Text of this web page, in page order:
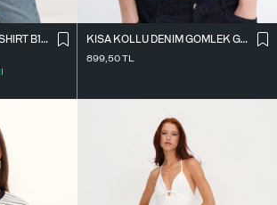
UZUN KOLLU BASIC T-SHIRT B10571
KISA KOLLU DENIM GÖMLEK G17600
899,50TL